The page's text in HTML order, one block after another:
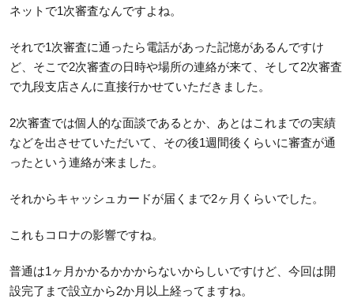
ネットで1次審査なんですよね。
それで1次審査に通ったら電話があった記憶があるんですけ
ど、そこで2次審査の日時や場所の連絡が来て、そして2次審査
で九段支店さんに直接行かせていただきました。
2次審査では個人的な面談であるとか、あとはこれまでの実績
などを出させていただいて、その後1週間後くらいに審査が通
ったという連絡が来ました。
それからキャッシュカードが届くまで2ヶ月くらいでした。
これもコロナの影響ですね。
普通は1ヶ月かかるかかからないからしいですけど、今回は開
設完了まで設立から2か月以上経ってますね。